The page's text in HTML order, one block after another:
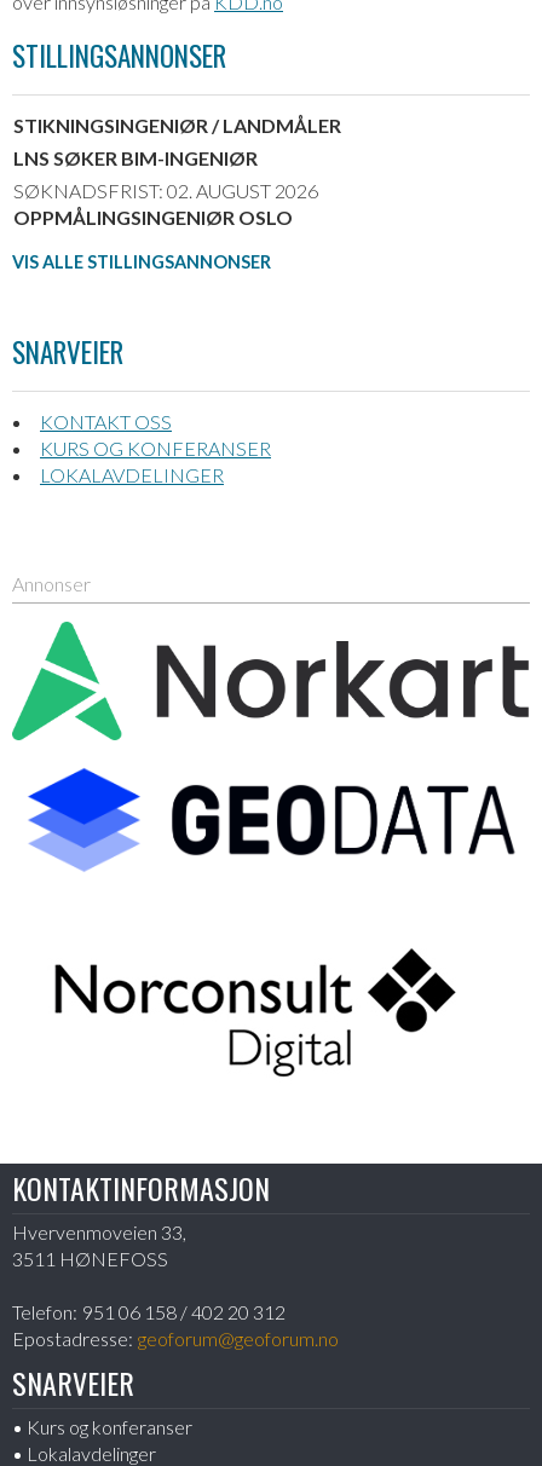
STILLINGSANNONSER
STIKNINGSINGENIØR / LANDMÅLER
LNS SØKER BIM-INGENIØR
SØKNADSFRIST: 02. AUGUST 2026
OPPMÅLINGSINGENIØR OSLO
VIS ALLE STILLINGSANNONSER
SNARVEIER
KONTAKT OSS
KURS OG KONFERANSER
LOKALAVDELINGER
Annonser
KONTAKTINFORMASJON
Hvervenmoveien 33,
3511 HØNEFOSS
Telefon: 951 06 158 / 402 20 312
Epostadresse: geoforum@geoforum.no
SNARVEIER
Kurs og konferanser
Lokalavdelinger